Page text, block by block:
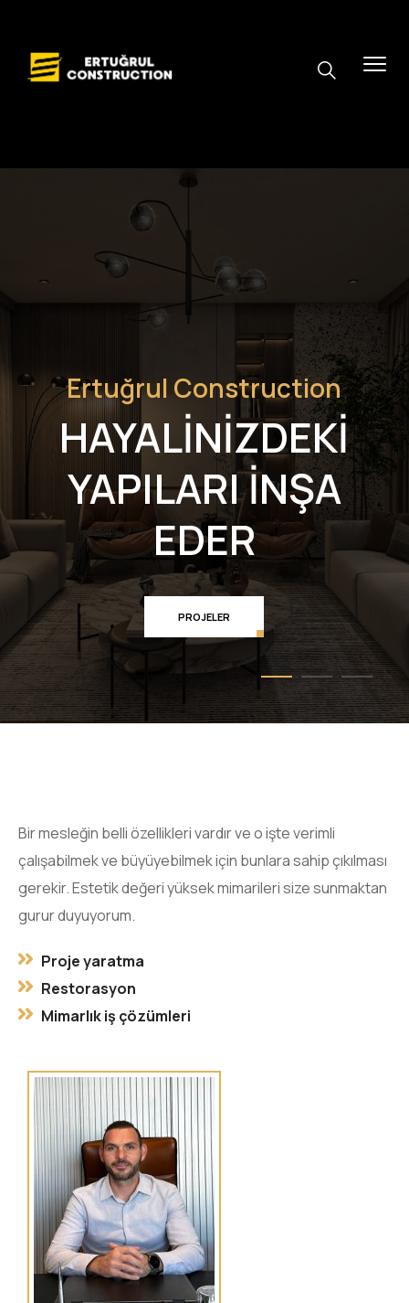
HAYALİNİZDEKİ
YAPILARI İNŞA
EDER
PROJELER
Ertuğrul Construction
Bir mesleğin belli özellikleri vardır ve o işte verimli
çalışabilmek ve büyüyebilmek için bunlara sahip çıkılması
gerekir. Estetik değeri yüksek mimarileri size sunmaktan
gurur duyuyorum.
Proje yaratma
Restorasyon
Mimarlık iş çözümleri